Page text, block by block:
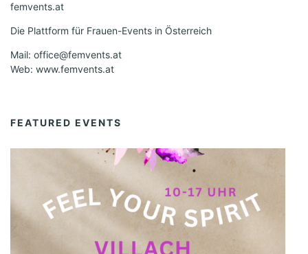
femvents.at
Die Plattform für Frauen-Events in Österreich
Mail: office@femvents.at
Web: www.femvents.at
FEATURED EVENTS